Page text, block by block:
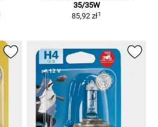
35/35W
85,92 zł1